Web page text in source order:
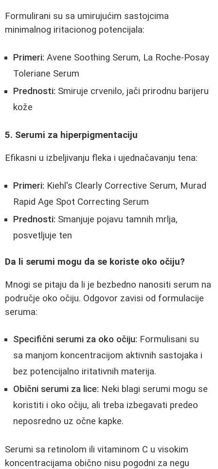
Formulirani su sa umirujućim sastojcima
minimalnog iritacionog potencijala:
Primeri: Avene Soothing Serum, La Roche-Posay
Toleriane Serum
Prednosti: Smiruje crvenilo, jači prirodnu barijeru
kože
5. Serumi za hiperpigmentaciju
Efikasni u izbeljivanju fleka i ujednačavanju tena:
Primeri: Kiehl's Clearly Corrective Serum, Murad
Rapid Age Spot Correcting Serum
Prednosti: Smanjuje pojavu tamnih mrlja,
posvetljuje ten
Da li serumi mogu da se koriste oko očiju?
Mnogi se pitaju da li je bezbedno nanositi serum na
područje oko očiju. Odgovor zavisi od formulacije
seruma:
Specifični serumi za oko očiju: Formulisani su
sa manjom koncentracijom aktivnih sastojaka i
bez potencijalno iritativnih materija.
Obični serumi za lice: Neki blagi serumi mogu se
koristiti i oko očiju, ali treba izbegavati predeo
neposredno uz očne kapke.
Serumi sa retinolom ili vitaminom C u visokim
koncentracijama obično nisu pogodni za negu